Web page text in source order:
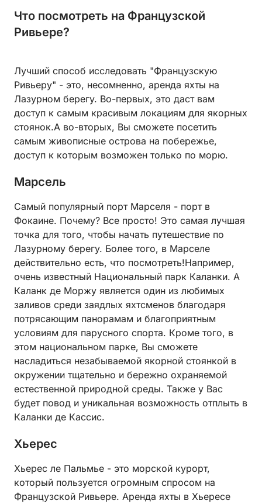
Что посмотреть на Французской
Ривьере?
Лучший способ исследовать "Французскую
Ривьеру" - это, несомненно, аренда яхты на
Лазурном берегу. Во-первых, это даст вам
доступ к самым красивым локациям для якорных
стоянок.А во-вторых, Вы сможете посетить
самым живописные острова на побережье,
доступ к которым возможен только по морю.
Марсель
Самый популярный порт Марселя - порт в
Фокаине. Почему? Все просто! Это самая лучшая
точка для того, чтобы начать путешествие по
Лазурному берегу. Более того, в Марселе
действительно есть, что посмотреть!Например,
очень известный Национальный парк Каланки. А
Каланк де Моржу является один из любимых
заливов среди заядлых яхтсменов благодаря
потрясающим панорамам и благоприятным
условиям для парусного спорта. Кроме того, в
этом национальном парке, Вы сможете
насладиться незабываемой якорной стоянкой в
окружении тщательно и бережно охраняемой
естественной природной среды. Также у Вас
будет повод и уникальная возможность отплыть в
Каланки де Кассис.
Хьерес
Хьерес ле Пальмье - это морской курорт,
который пользуется огромным спросом на
Французской Ривьере. Аренда яхты в Хьересе